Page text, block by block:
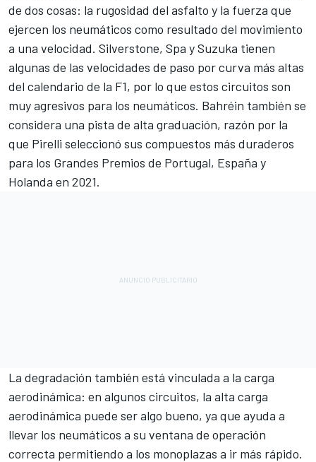
de dos cosas: la rugosidad del asfalto y la fuerza que
ejercen los neumáticos como resultado del movimiento
a una velocidad. Silverstone, Spa y Suzuka tienen
algunas de las velocidades de paso por curva más altas
del calendario de la F1, por lo que estos circuitos son
muy agresivos para los neumáticos. Bahréin también se
considera una pista de alta graduación, razón por la
que Pirelli seleccionó sus compuestos más duraderos
para los Grandes Premios de Portugal, España y
Holanda en 2021.
La degradación también está vinculada a la carga
aerodinámica: en algunos circuitos, la alta carga
aerodinámica puede ser algo bueno, ya que ayuda a
llevar los neumáticos a su ventana de operación
correcta permitiendo a los monoplazas a ir más rápido.